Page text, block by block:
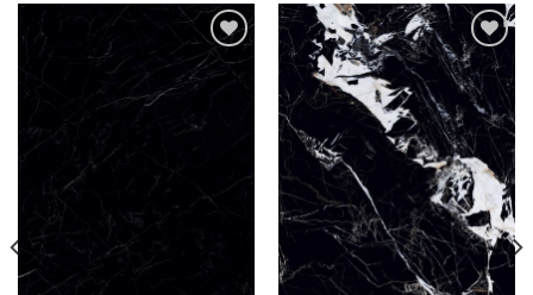
Add to
wishlist
Add to
wishlist